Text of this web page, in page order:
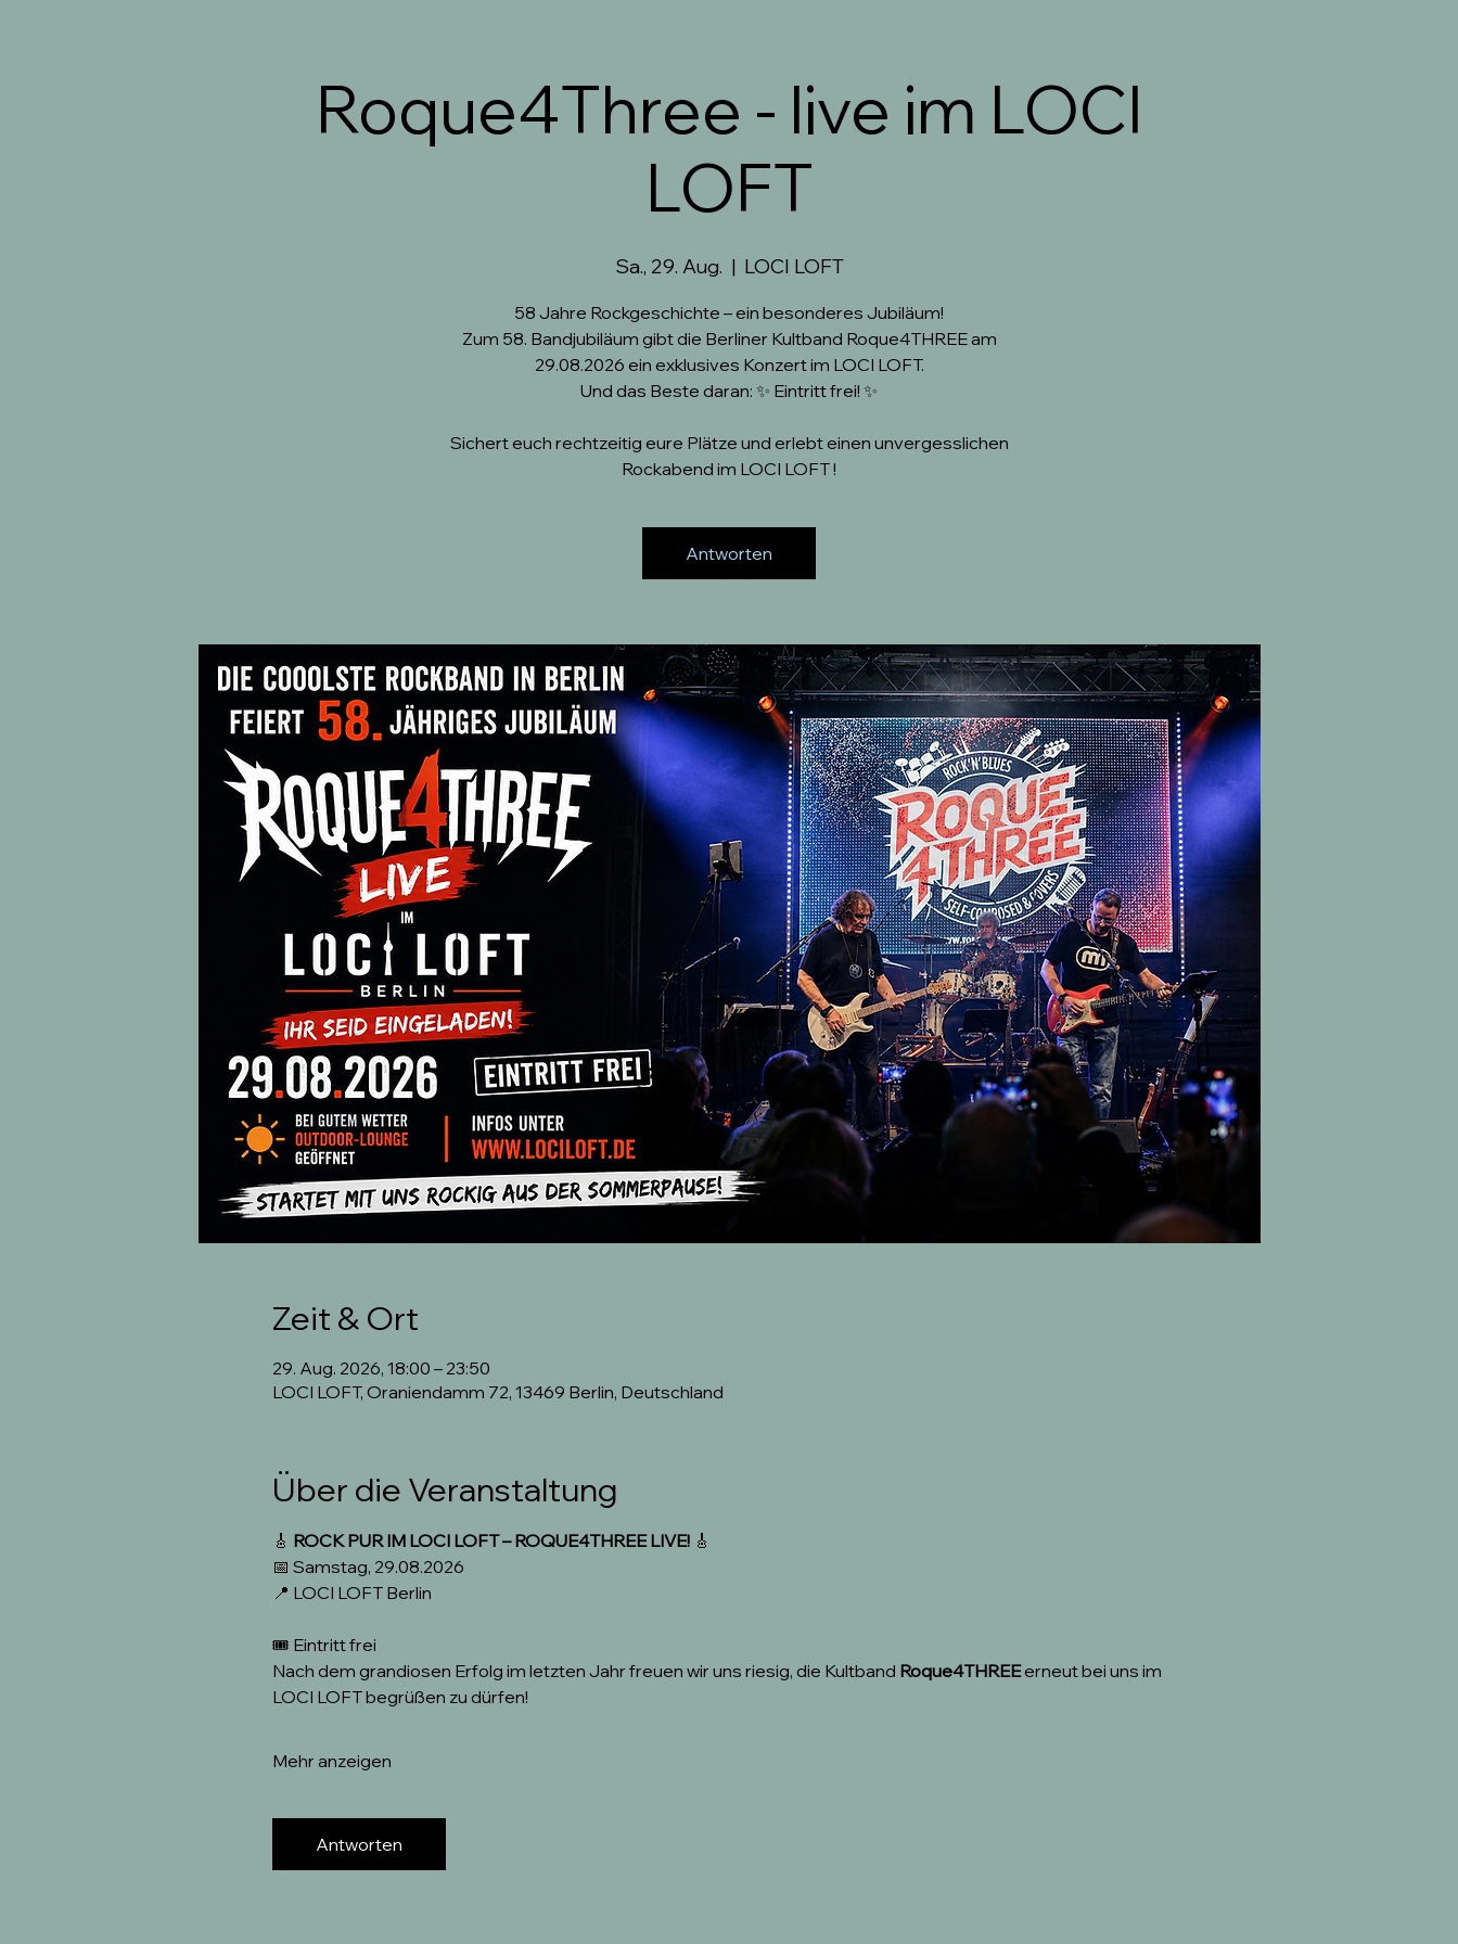
Roque4Three - live im LOCI
LOFT
Sa., 29. Aug.
  |
LOCI LOFT
58 Jahre Rockgeschichte – ein besonderes Jubiläum!
Zum 58. Bandjubiläum gibt die Berliner Kultband Roque4THREE am
29.08.2026 ein exklusives Konzert im LOCI LOFT.
Und das Beste daran: ✨ Eintritt frei! ✨
Sichert euch rechtzeitig eure Plätze und erlebt einen unvergesslichen
Rockabend im LOCI LOFT !
Antworten
Zeit & Ort
29. Aug. 2026, 18:00 – 23:50
LOCI LOFT, Oraniendamm 72, 13469 Berlin, Deutschland
Über die Veranstaltung
🎸 ROCK PUR IM LOCI LOFT – ROQUE4THREE LIVE! 🎸
📅 Samstag, 29.08.2026
📍 LOCI LOFT Berlin
🎟️ Eintritt frei
Nach dem grandiosen Erfolg im letzten Jahr freuen wir uns riesig, die Kultband Roque4THREE erneut bei uns im
LOCI LOFT begrüßen zu dürfen!
Mehr anzeigen
Antworten